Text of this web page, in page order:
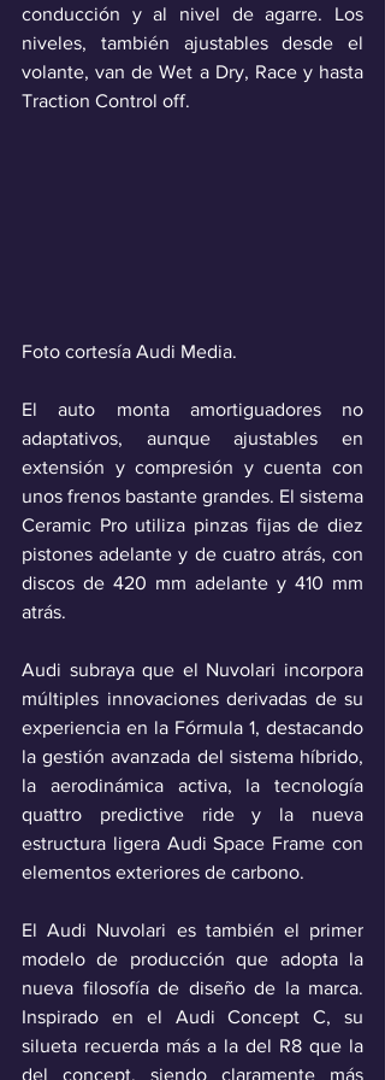
conducción y al nivel de agarre. Los
niveles, también ajustables desde el
volante, van de Wet a Dry, Race y hasta
Traction Control off.
Foto cortesía Audi Media.
El auto monta amortiguadores no
adaptativos, aunque ajustables en
extensión y compresión y cuenta con
unos frenos bastante grandes. El sistema
Ceramic Pro utiliza pinzas fijas de diez
pistones adelante y de cuatro atrás, con
discos de 420 mm adelante y 410 mm
atrás.
Audi subraya que el Nuvolari incorpora
múltiples innovaciones derivadas de su
experiencia en la Fórmula 1, destacando
la gestión avanzada del sistema híbrido,
la aerodinámica activa, la tecnología
quattro predictive ride y la nueva
estructura ligera Audi Space Frame con
elementos exteriores de carbono.
El Audi Nuvolari es también el primer
modelo de producción que adopta la
nueva filosofía de diseño de la marca.
Inspirado en el Audi Concept C, su
silueta recuerda más a la del R8 que la
del concept, siendo claramente más